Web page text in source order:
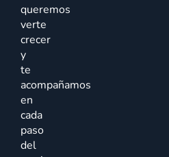
queremos
verte
crecer
y
te
acompañamos
en
cada
paso
del